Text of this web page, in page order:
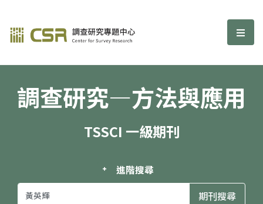
調查研究—方法與應用期刊 選
調查研究—方法與應用
TSSCI 一級期刊
進階搜尋